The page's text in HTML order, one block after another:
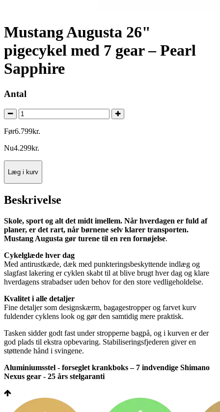
Mustang Augusta 26"
pigecykel med 7 gear – Pearl
Sapphire
Antal
Før6.799kr.
Nu4.299kr.
Læg i kurv
Beskrivelse
Skole, sport og alt det midt imellem. Når hverdagen er fuld af
planer, er det rart, når børnene selv klarer transporten.
Mustang Augusta gør turene til en ren fornøjelse.
Cykelglæde hver dag
Med antirustkæde, dæk med punkteringsbeskyttende indlæg og
slagfast lakering er cyklen skabt til at blive brugt hver dag og klare
hverdagens strabadser uden behov for den store vedligeholdelse.
Kvalitet i alle detaljer
Fine detaljer som designskærm, bagagestropper og farvet kurv
fuldender cyklens look og gør den samtidig mere praktisk.
Tasken sidder godt fast under stropperne bagpå, og i kurven er der
god plads til ekstra opbevaring. Stabiliseringsfjederen giver en
støttende hånd i svingene.
Aluminiumsstel - forseglet krankboks – 7 indvendige Shimano
Nexus gear - 25 års stelgaranti